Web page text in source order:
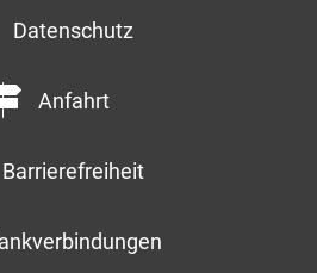
Datenschutz
Anfahrt
Barrierefreiheit